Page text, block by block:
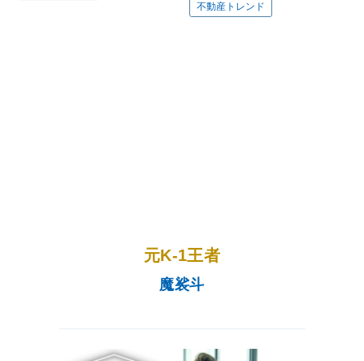
不動産トレンド
元K-1王者
魔裟斗